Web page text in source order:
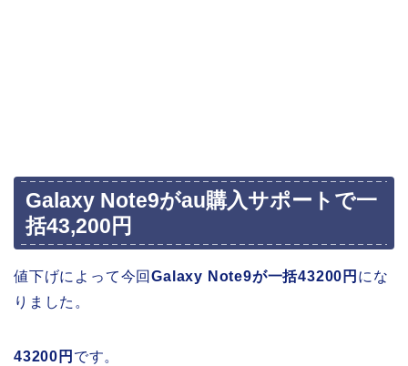
Galaxy Note9がau購入サポートで一
括43,200円
値下げによって今回Galaxy Note9が一括43200円 にな
りました。
43200円 です。